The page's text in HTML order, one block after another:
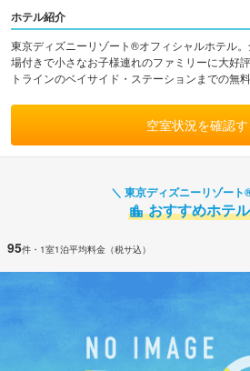
ホテル紹介
東京ディズニーリゾート®オフィシャルホテル
場付きで小さなお子様連れのファミリーに大好
トラインのベイサイド・ステーションまでの無
空室状況を確認
東京ディズニーリゾート
おすすめホテ
95件 ・1室1泊平均料金（税サ込）